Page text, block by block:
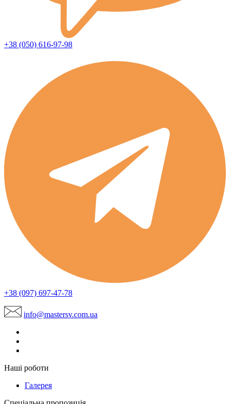
+38 (050) 616-97-98
+38 (097) 697-47-78
info@mastersv.com.ua
Наші роботи
Галерея